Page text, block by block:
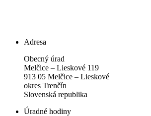
Adresa
Obecný úrad
Melčice – Lieskové 119
913 05 Melčice – Lieskové
okres Trenčín
Slovenská republika
Úradné hodiny